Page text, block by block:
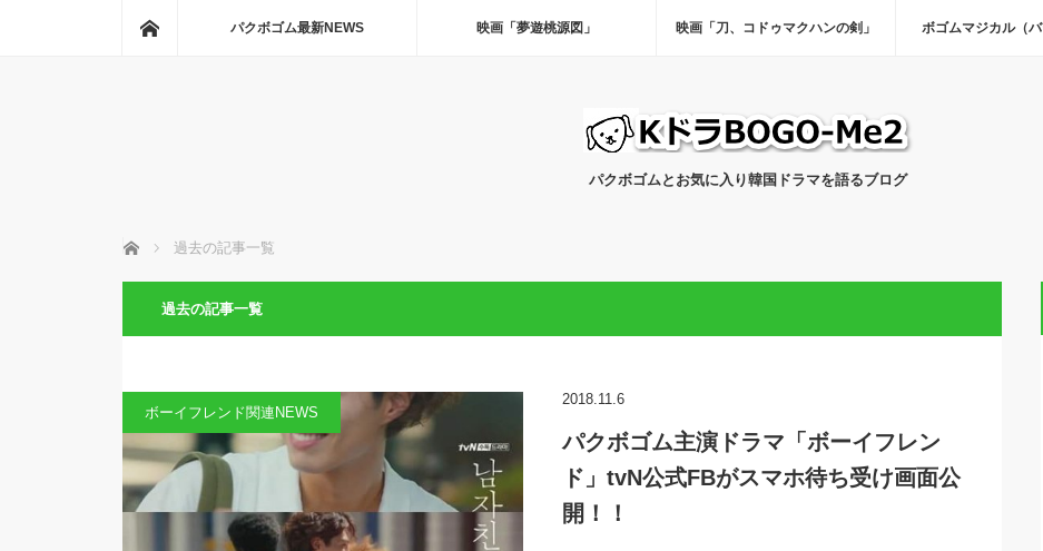
パクボゴム最新NEWS 映画「夢遊桃源図」 映画「刀、コドゥマクハンの剣」 ボゴムマジカル（バ
パクボゴムとお気に入り韓国ドラマを語るブログ
ホーム 過去の記事一覧
過去の記事一覧
ボーイフレンド関連NEWS
2018.11.6
パクボゴム主演ドラマ「ボーイフレン
ド」tvN公式FBがスマホ待ち受け画面公
開！！